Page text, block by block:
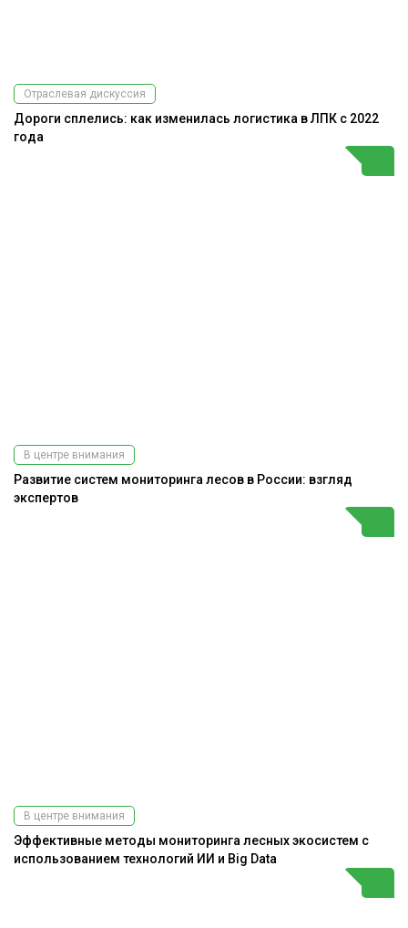
Отраслевая дискуссия
Дороги сплелись: как изменилась логистика в ЛПК с 2022
года
В центре внимания
Развитие систем мониторинга лесов в России: взгляд
экспертов
В центре внимания
Эффективные методы мониторинга лесных экосистем с
использованием технологий ИИ и Big Data